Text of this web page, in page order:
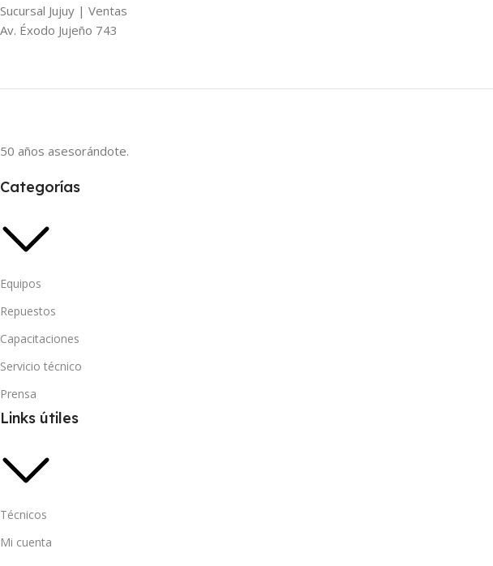
Sucursal Jujuy | Ventas
Av. Éxodo Jujeño 743
50 años asesorándote.
Categorías
Equipos
Repuestos
Capacitaciones
Servicio técnico
Prensa
Links útiles
Técnicos
Mi cuenta